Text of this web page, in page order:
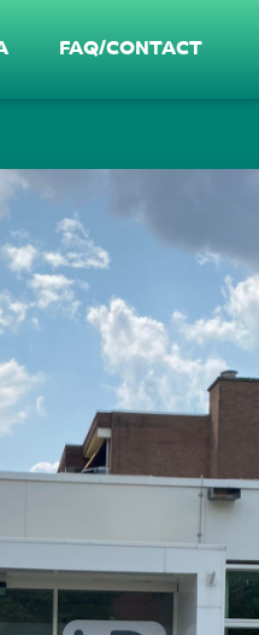
FAQ/CONTACT
Wat is er nodig